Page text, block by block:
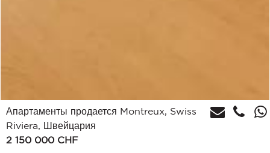
Апартаменты продается Montreux, Swiss
Riviera, Швейцария
2 150 000 CHF